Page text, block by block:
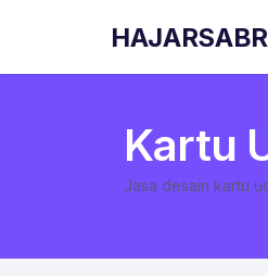
Kartu
Jasa desain kartu